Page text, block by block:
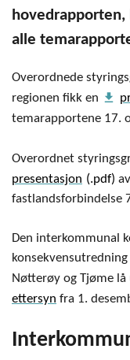
alle
Overordnede
regionen fikk en get_app
temarapportene 17.
Overordnet
presentasjon
fastlandsforbindelse
Den interkommunal
Nøtterøy og Tjøme lå
ettersyn fra 1.